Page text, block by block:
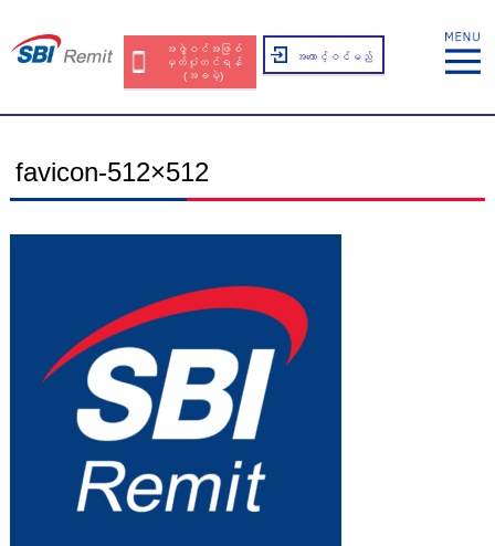
အဖွဲ့ဝင်အဖြစ်
မှတ်ပုံတင်ရန်
(အခမဲ့)
အကောင့်ဝင်မည်
favicon-512×512